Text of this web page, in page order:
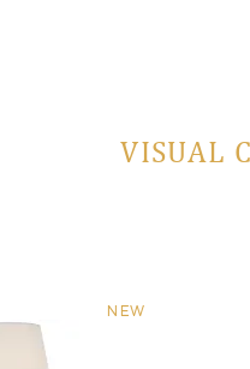
VISUAL
NEW